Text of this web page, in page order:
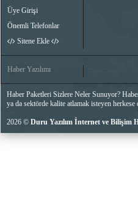
Üye Girişi
Önemli Telefonlar
Sitene Ekle
Haber Yazılımı
Haber Paketleri Sizlere Neler Sunuyor?
ya da sektörde kalite atlamak isteyen herkese
2026 © Duru Yazılım İnternet ve Bilişim